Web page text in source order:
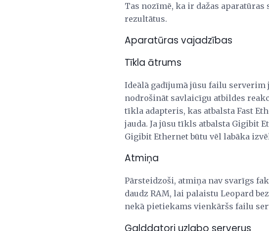
Tas nozīmē, ka ir dažas
rezultātus.
Aparatūras vajadzības
Tīkla ātrums
Ideālā gadījumā jūsu failu
nodrošināt savlaicīgu atbildes
tīkla adapteris, kas atbalsta Fast
jauda. Ja jūsu tīkls atbalsta Gigibit
Gigibit Ethernet būtu vēl labāka
Atmiņa
Pārsteidzoši, atmiņa nav svarīgs
daudz RAM, lai palaistu Leopard
nekā pietiekams vienkāršs failu
Galddatori uzlabo serverus